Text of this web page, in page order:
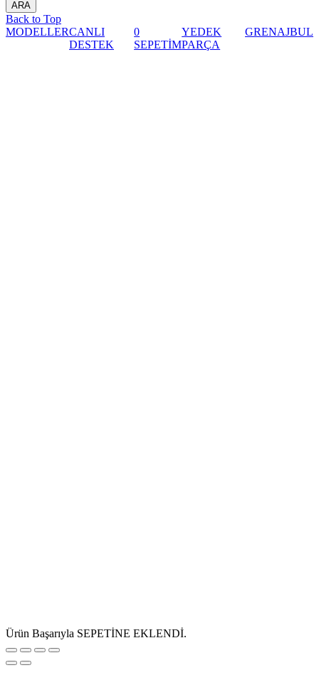
Back to Top
MODELLERCANLI
DESTEK
0
SEPETİM
YEDEK
PARÇA
GRENAJBUL
Ürün Başarıyla SEPETİNE EKLENDİ.